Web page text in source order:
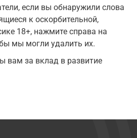
если вы обнаружили слова
к оскорбительной,
18+, нажмите справа на
мы могли удалить их.
вам за вклад в развитие